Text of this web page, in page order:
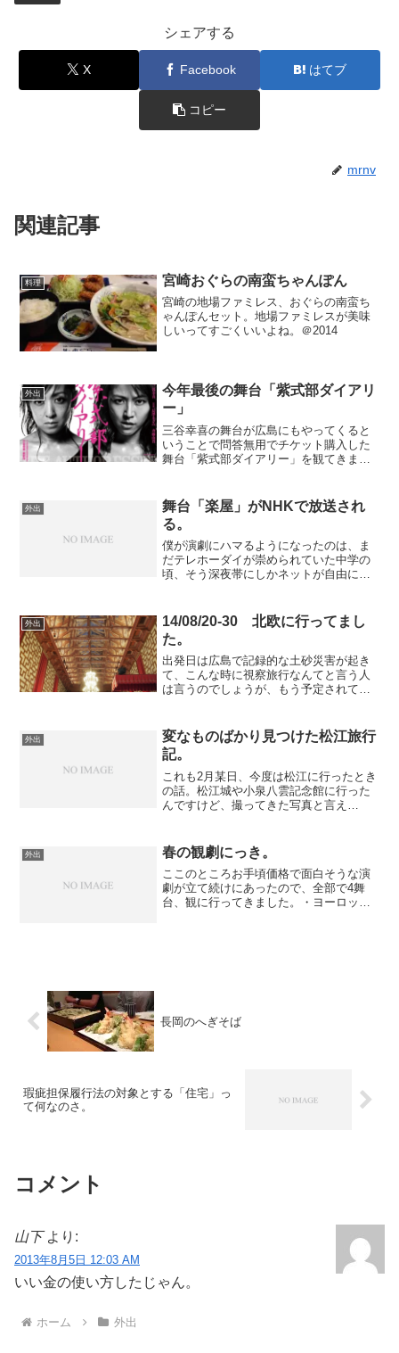
シェアする
X Facebook はてブ
コピー
mrnv
関連記事
料理 宮崎おぐらの南蛮ちゃんぽん
宮崎の地場ファミレス、おぐらの南蛮ち
ゃんぽんセット。地場ファミレスが美味
しいってすごくいいよね。＠2014
外出
今年最後の舞台「紫式部ダイアリ
ー」
三谷幸喜の舞台が広島にもやってくると
いうことで問答無用でチケット購入した
舞台「紫式部ダイアリー」を観てきまし
まり歴史に興味が無かった私が歴史モノ
に触れると、知らなくても...
外出
舞台「楽屋」がNHKで放送され
る。
僕が演劇にハマるようになったのは、ま
だテレホーダイが崇められていた中学の
頃、そう深夜帯にしかネットが自由に使
くつけてみたBSでたまたま野田秀樹の半
神を観たのがきっかけ。...
外出
14/08/20-30 北欧に行ってまし
た。
出発日は広島で記録的な土砂災害が起き
て、こんな時に視察旅行なんてと言う人
は言うのでしょうが、もう予定されてい
言葉がつくように団体の企画で、僕以外
の参加者はほとんど20以...
外出
変なものばかり見つけた松江旅行
記。
これも2月某日、今度は松江に行ったとき
の話。松江城や小泉八雲記念館に行った
んですけど、撮ってきた写真と言え
にお城っぽくしてみちゃった市の建物と
か、 (円)って補足つ...
外出 春の観劇にっき。
ここのところお手頃価格で面白そうな演
劇が立て続けにあったので、全部で4舞
台、観に行ってきました。・ヨーロッパ
長岡のへぎそば
瑕疵担保履行法の対象とする「住宅」っ
て何なのさ。
コメント
山下 より:
2013年8月5日 12:03 AM
いい金の使い方したじゃん。
ホーム 外出